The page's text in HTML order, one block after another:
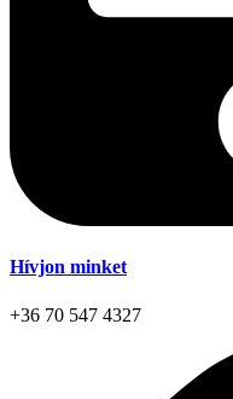
Hívjon minket
+36 70 547 4327